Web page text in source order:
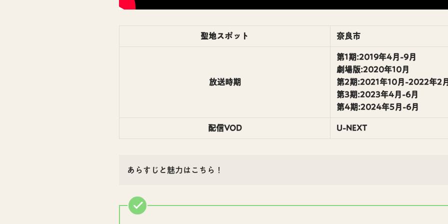
聖地スポット 奈良市
放送時期
第1期:2019年4月-9月
劇場版:2020年10月
第2期:2021年10月-2022年2
第3期:2023年4月-6月
第4期:2024年5月-6月
配信VOD U-NEXT
あらすじと魅力はこちら！